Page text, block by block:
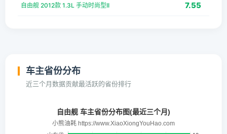
自由舰 2012款 1.3L 手动时尚型II 7.55
车主省份分布
近三个月数据贡献最活跃的省份排行